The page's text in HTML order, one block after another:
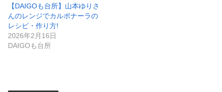
【DAIGOも台所】山本ゆりさ
んのレンジでカルボナーラの
レシピ・作り方!
2026年2月16日
DAIGOも台所